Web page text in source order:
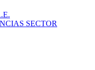
SECTOR